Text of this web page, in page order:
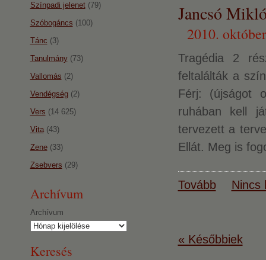
Jancsó
2010.
Tragédia 2
feltalálták a
Férj: (újságot
ruhában kell
tervezett a
Ellát. Meg is
Tovább Nincs
« Későbbiek
Színpadi jelenet(79)
Szóbogáncs (100)
Tánc (3)
Tanulmány(73)
Vallomás (2)
Vendégség(2)
Vers (14 625)
Vita(43)
Zene(33)
Zsebvers (29)
Archívum
Archívum
Keresés